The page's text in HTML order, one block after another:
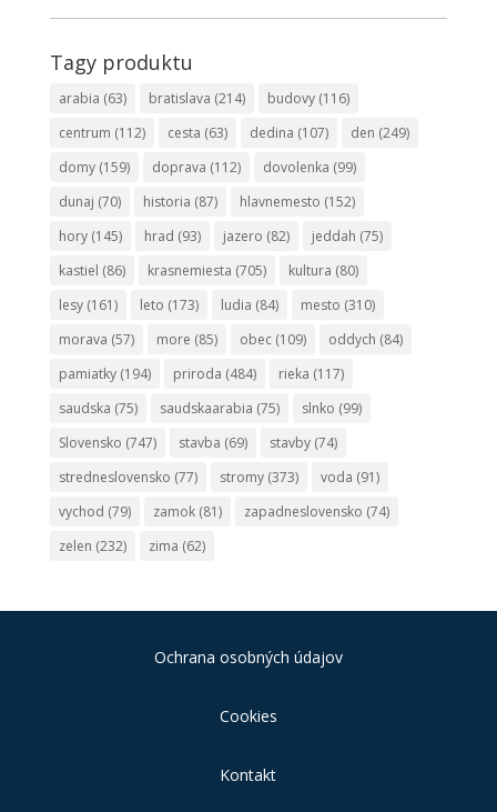
Tagy produktu
arabia (63) bratislava (214) budovy(116)
centrum (112) cesta (63) dedina (107) den (249)
domy(159) doprava (112) dovolenka (99)
dunaj (70) historia (87) hlavnemesto (152)
hory(145) hrad (93) jazero (82) jeddah (75)
kastiel (86) krasnemiesta (705) kultura (80)
lesy(161) leto (173) ludia (84) mesto (310)
morava (57) more (85) obec(109) oddych (84)
pamiatky(194) priroda (484) rieka (117)
saudska (75) saudskaarabia (75) slnko (99)
Slovensko (747) stavba (69) stavby(74)
stredneslovensko (77) stromy(373) voda (91)
vychod (79) zamok(81) zapadneslovensko (74)
zelen (232) zima (62)
Ochrana osobných údajov
Cookies
Kontakt